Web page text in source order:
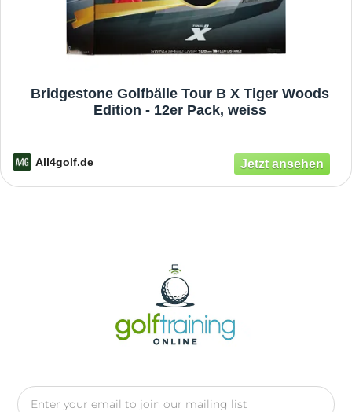
Bridgestone Golfbälle Tour B X Tiger Woods
Edition - 12er Pack, weiss
All4golf.de